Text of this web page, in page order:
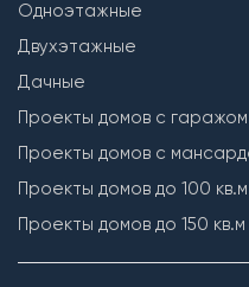
Одноэтажные
Двухэтажные
Дачные
Проекты домов с гаражом
Проекты домов с
Проекты домов до 100 кв.м
Проекты домов до 150 кв.м